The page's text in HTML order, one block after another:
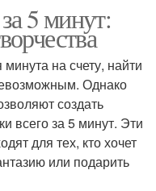
Поделки из старых
Поделки для
праздников
5 минут:
на счету, найти
Однако
создать
всего за 5 минут. Эти
для тех, кто хочет
или подарить